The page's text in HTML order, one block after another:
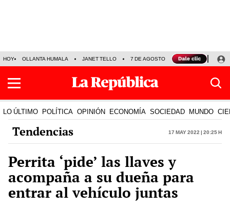
HOY OLLANTA HUMALA JANET TELLO 7 DE AGOSTO TINKA RESULTADOS
LO ÚLTIMO POLÍTICA OPINIÓN ECONOMÍA SOCIEDAD MUNDO
Tendencias 17 May 2022 | 20:25 h
Perrita ‘pide’ las llaves y
acompaña a su dueña para
entrar al vehículo juntas